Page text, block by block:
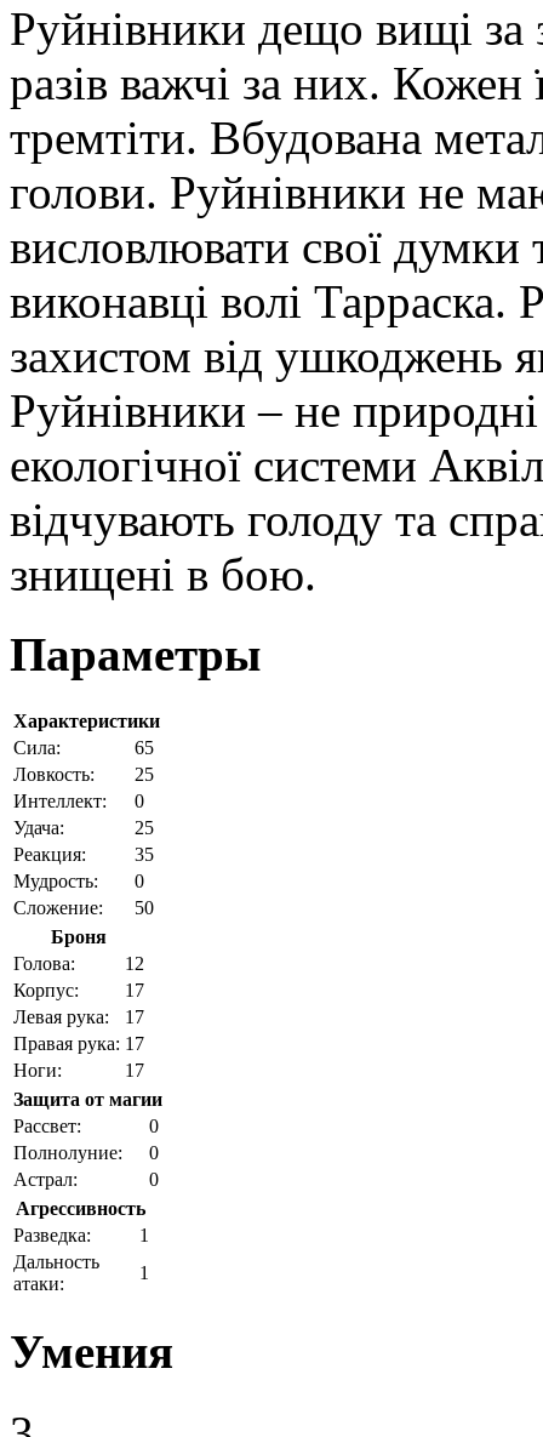
Руйнівники дещо вищі за
разів важчі за них.
тремтіти. Вбудована
голови. Руйнівники не
висловлювати свої
виконавці волі
захистом від ушкоджень
Руйнівники – не
екологічної системи
відчувають голоду та
знищені в бою.
Параметры
Характеристики
Cила:
65
Ловкость:
25
Интеллект:
0
Удача:
25
Реакция:
35
Мудрость:
0
Сложение:
50
Броня
Голова:
12
Корпус:
17
Левая рука:
17
Правая рука: 17
Ноги:
17
Защита от магии
Рассвет:
0
Полнолуние:
0
Астрал:
0
Агрессивность
Разведка:
1
Дальность
атаки:
1
Умения